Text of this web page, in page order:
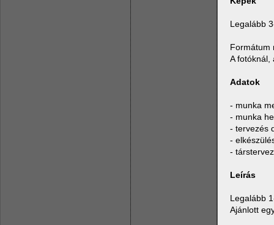
Legalább
Formátum
A fotóknál,
Adatok
- munka
- munka
- tervezés
-
-
Leírás
Legalább
Ajánlott